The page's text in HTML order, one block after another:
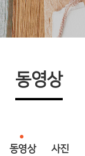
동영상
동영상 사진